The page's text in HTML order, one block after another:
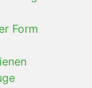
Form